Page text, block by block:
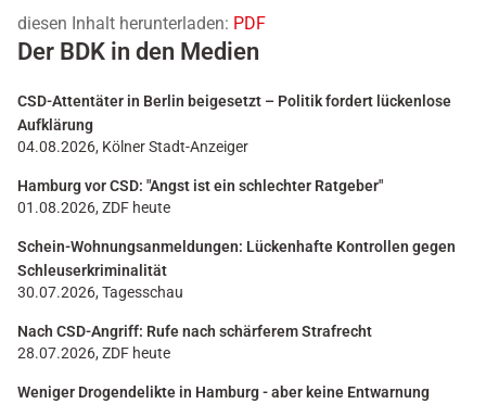
diesen Inhalt herunterladen: PDF
Der BDK in den Medien
CSD-Attentäter in Berlin beigesetzt – Politik fordert lückenlose
Aufklärung
04.08.2026, Kölner Stadt-Anzeiger
Hamburg vor CSD: "Angst ist ein schlechter Ratgeber"
01.08.2026, ZDF heute
Schein-Wohnungsanmeldungen: Lückenhafte Kontrollen gegen
Schleuserkriminalität
30.07.2026, Tagesschau
Nach CSD-Angriff: Rufe nach schärferem Strafrecht
28.07.2026, ZDF heute
Weniger Drogendelikte in Hamburg - aber keine Entwarnung